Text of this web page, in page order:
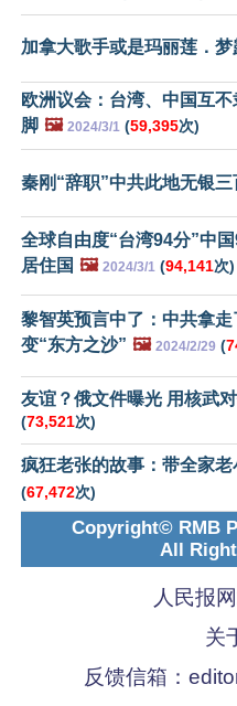
加拿大歌手或是玛丽莲．梦
欧洲议会：台湾、中国互
脚 🖼️ 2024/3/1 (59,395次)
秦刚“辞职”中共此地无银三
全球自由度“台湾94分”中
居住国 🖼️ 2024/3/1 (94,141次)
黎智英预言中了：中共拿走
变“东方之沙” 🖼️ 2024/2/29 (
友谊？俄文件曝光 用核武
(73,521次)
疯狂老张的故事：带全家老
(67,472次)
Copyright© RMB
All
人民报
关
反馈信箱：